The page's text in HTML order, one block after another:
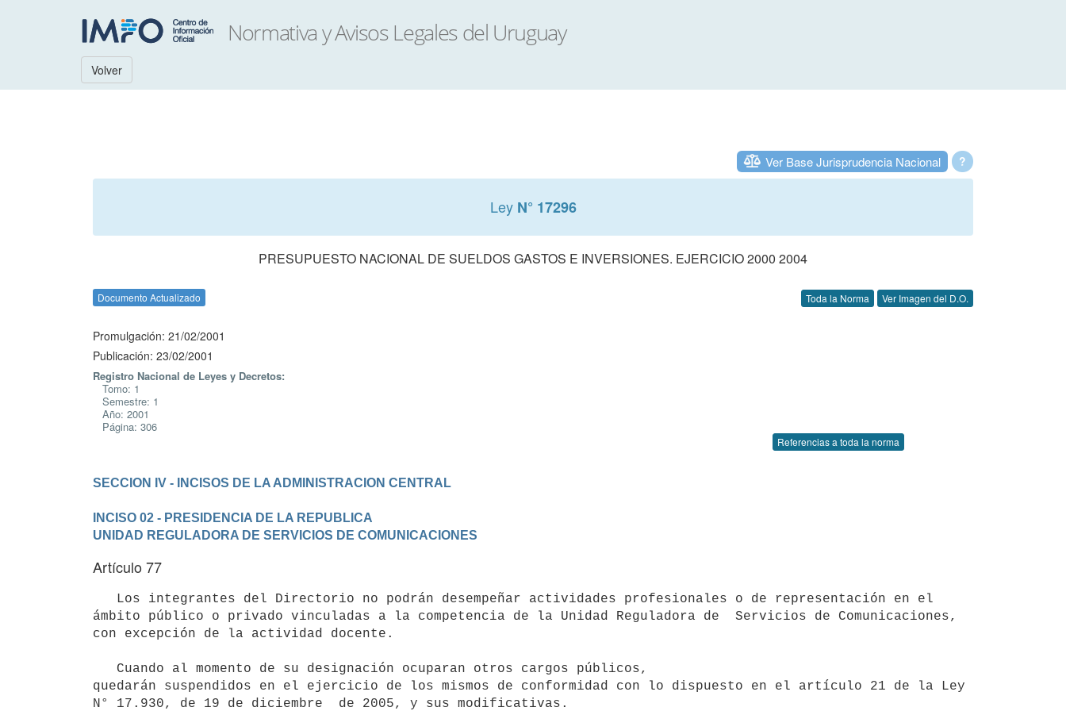
Volver
?
Ver Base Jurisprudencia Nacional
Ley N° 17296
PRESUPUESTO NACIONAL DE SUELDOS GASTOS E INVERSIONES. EJERCICIO 2000 2004
Documento Actualizado Toda la Norma Ver Imagen del D.O.
Promulgación: 21/02/2001
Publicación: 23/02/2001
Registro Nacional de Leyes y Decretos:
Tomo: 1
Semestre: 1
Año: 2001
Página: 306
Referencias a toda la norma
SECCION IV - INCISOS DE LA ADMINISTRACION CENTRAL
INCISO 02 - PRESIDENCIA DE LA REPUBLICA
UNIDAD REGULADORA DE SERVICIOS DE COMUNICACIONES
Artículo 77
ámbito público o privado vinculadas a la competencia de la Unidad Reguladora de  Servicios de Comunicaciones,
con excepción de la actividad docente.
quedarán suspendidos en el ejercicio de los mismos de conformidad con lo dispuesto en el artículo 21 de la Ley
N° 17.930, de 19 de diciembre  de 2005, y sus modificativas.